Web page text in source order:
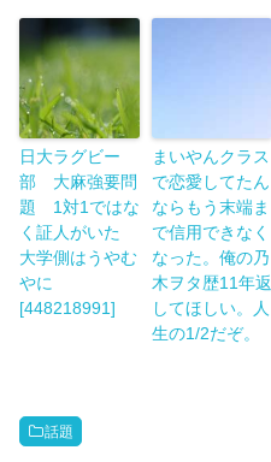
日大ラグビー
部 大麻強要問
題 1対1ではな
く証人がいた
大学側はうやむ
やに
[448218991]
まいやんクラス
で恋愛してたん
ならもう末端ま
で信用できなく
なった。俺の乃
木ヲタ歴11年返
してほしい。人
生の1/2だぞ。
話題